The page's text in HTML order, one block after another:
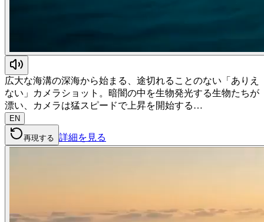
広大な海溝の深海から始まる、途切れることのない「ありえ
ない」カメラショット。暗闇の中を生物発光する生物たちが
漂い、カメラは猛スピードで上昇を開始する…
EN
再現する 詳細を見る